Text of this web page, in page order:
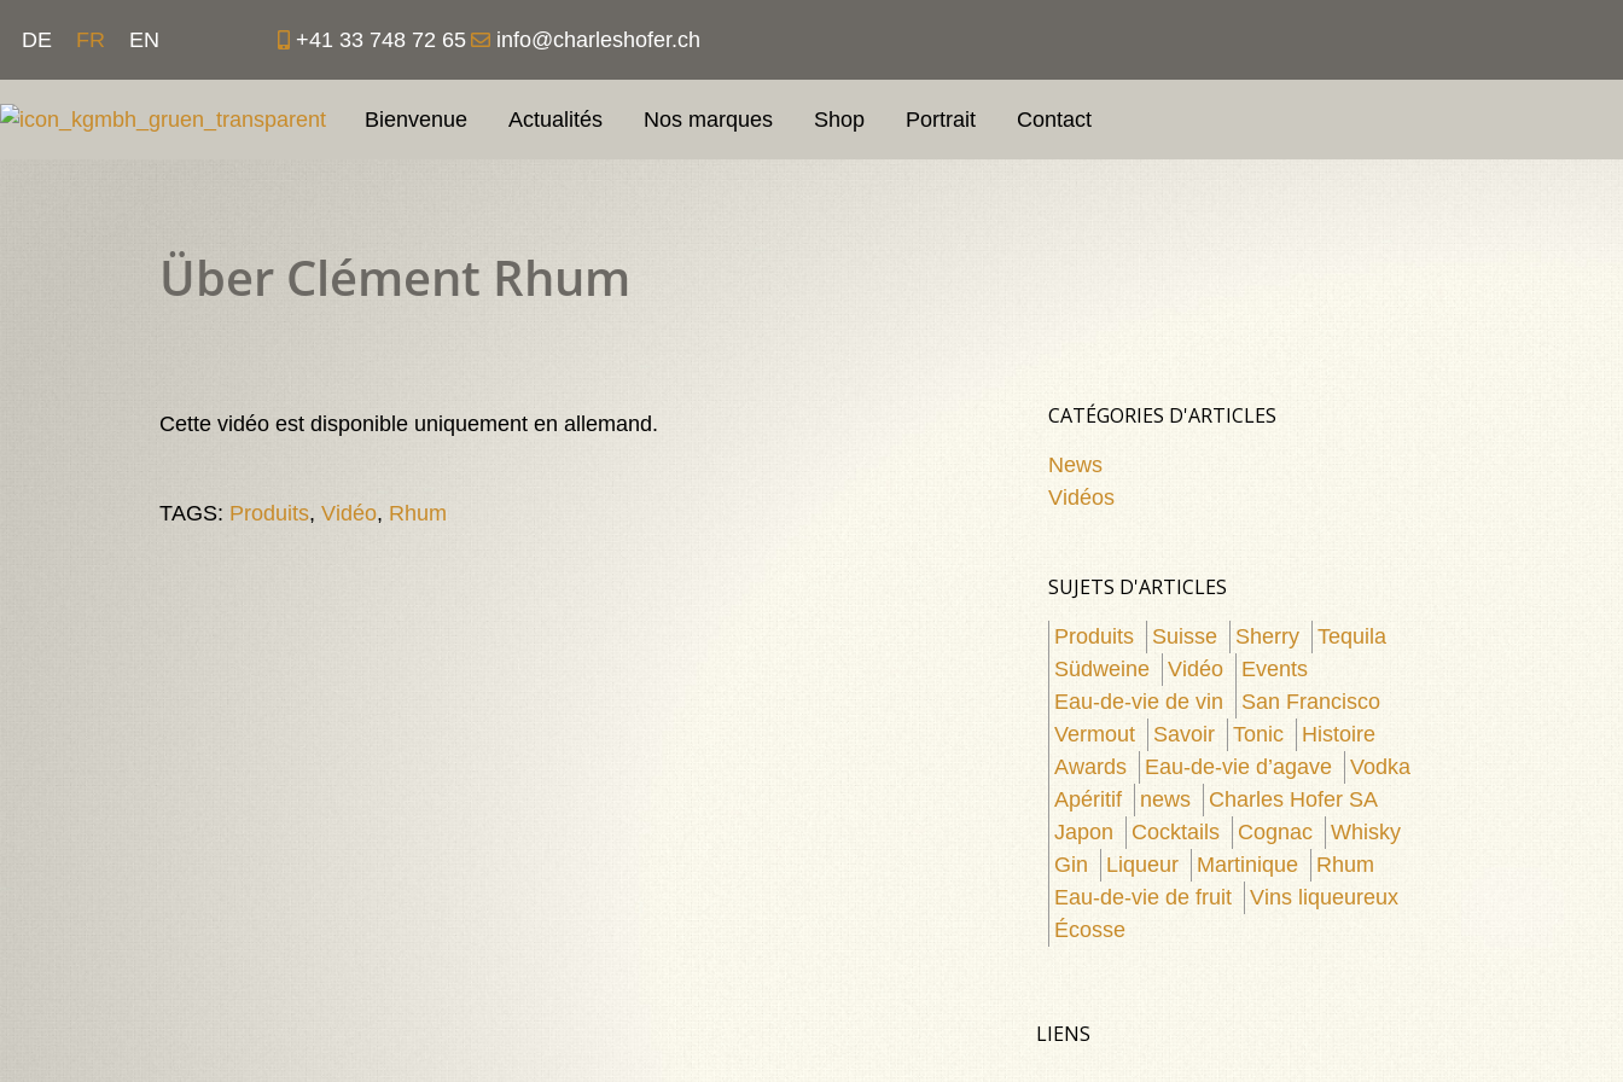
contenu
DE FR EN +41 33 748 72 65 info@charleshofer.ch
Bienvenue Actualités Nos marques Shop Portrait Contact
Über Clément Rhum
Cette vidéo est disponible uniquement en allemand.
TAGS: Produits, Vidéo, Rhum
CATÉGORIES D'ARTICLES
News
Vidéos
SUJETS D'ARTICLES
Produits Suisse Sherry
Tequila
Südweine
Vidéo
Events
Eau-de-vie de vin
San Francisco
Vermout
Savoir Tonic
Histoire
Awards
Eau-de-vie d’agave
Vodka
Apéritif
news
Charles Hofer SA
Japon
Cocktails Cognac
Whisky
Gin
Liqueur Martinique
Rhum
Eau-de-vie de fruit
Vins liqueureux
Écosse
LIENS